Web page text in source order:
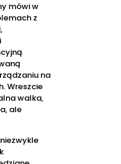
mówi w
z
na
Wreszcie
walka,
ale